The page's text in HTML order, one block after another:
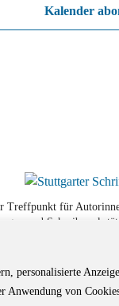
personalisierte
Anwendung von Cookies
Kalender
Treffpunkt für
und